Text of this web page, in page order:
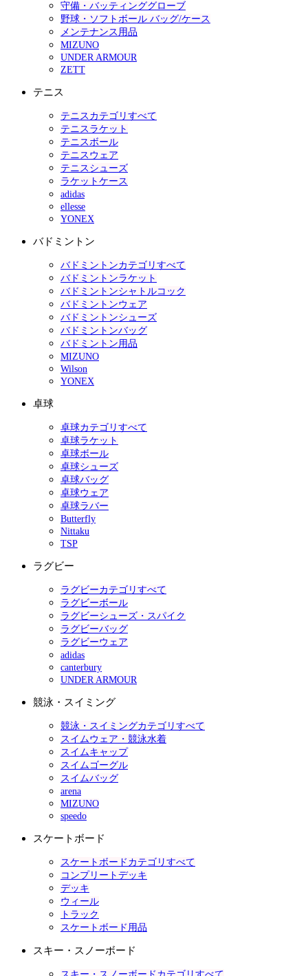
守備・バッティンググローブ
野球・ソフトボール バッグ/ケース
メンテナンス用品
MIZUNO
UNDER ARMOUR
ZETT
テニス
テニスカテゴリすべて
テニスラケット
テニスボール
テニスウェア
テニスシューズ
ラケットケース
adidas
ellesse
YONEX
バドミントン
バドミントンカテゴリすべて
バドミントンラケット
バドミントンシャトルコック
バドミントンウェア
バドミントンシューズ
バドミントンバッグ
バドミントン用品
MIZUNO
Wilson
YONEX
卓球
卓球カテゴリすべて
卓球ラケット
卓球ボール
卓球シューズ
卓球バッグ
卓球ウェア
卓球ラバー
Butterfly
Nittaku
TSP
ラグビー
ラグビーカテゴリすべて
ラグビーボール
ラグビーシューズ・スパイク
ラグビーバッグ
ラグビーウェア
adidas
canterbury
UNDER ARMOUR
競泳・スイミング
競泳・スイミングカテゴリすべて
スイムウェア・競泳水着
スイムキャップ
スイムゴーグル
スイムバッグ
arena
MIZUNO
speedo
スケートボード
スケートボードカテゴリすべて
コンプリートデッキ
デッキ
ウィール
トラック
スケートボード用品
スキー・スノーボード